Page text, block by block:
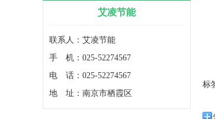
艾凌节能
联系人：艾凌节能
手 机：025-52274567
电 话：025-52274567
地 址：南京市栖霞区
标